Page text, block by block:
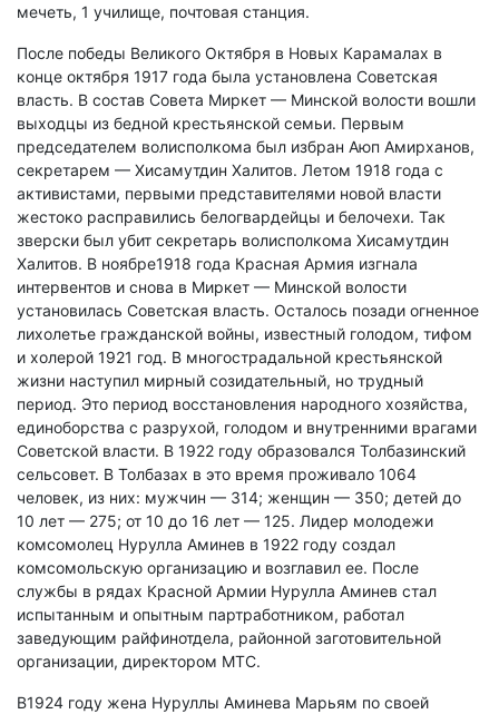
мечеть, 1 училище, почтовая станция.
После победы Великого Октября в Новых Карамалах в
конце октября 1917 года была установлена Советская
власть. В состав Совета Миркет — Минской волости вошли
выходцы из бедной крестьянской семьи. Первым
председателем волисполкома был избран Аюп Амирханов,
секретарем — Хисамутдин Халитов. Летом 1918 года с
активистами, первыми представителями новой власти
жестоко расправились белогвардейцы и белочехи. Так
зверски был убит секретарь волисполкома Хисамутдин
Халитов. В ноябре1918 года Красная Армия изгнала
интервентов и снова в Миркет — Минской волости
установилась Советская власть. Осталось позади огненное
лихолетье гражданской войны, известный голодом, тифом
и холерой 1921 год. В многострадальной крестьянской
жизни наступил мирный созидательный, но трудный
период. Это период восстановления народного хозяйства,
единоборства с разрухой, голодом и внутренними врагами
Советской власти. В 1922 году образовался Толбазинский
сельсовет. В Толбазах в это время проживало 1064
человек, из них: мужчин — 314; женщин — 350; детей до
10 лет — 275; от 10 до 16 лет — 125. Лидер молодежи
комсомолец Нурулла Аминев в 1922 году создал
комсомольскую организацию и возглавил ее. После
службы в рядах Красной Армии Нурулла Аминев стал
испытанным и опытным партработником, работал
заведующим райфинотдела, районной заготовительной
организации, директором МТС.
В1924 году жена Нуруллы Аминева Марьям по своей